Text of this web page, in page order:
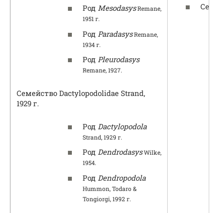
Род MesodasysRemane,
1951 г.
Род ParadasysRemane,
1934 г.
Род Pleurodasys
Remane, 1927.
Семейство Dactylopodolidae Strand,
1929 г.
Род Dactylopodola
Strand, 1929 г.
Род DendrodasysWilke,
1954.
Род Dendropodola
Hummon, Todaro &
Tongiorgi, 1992 г.